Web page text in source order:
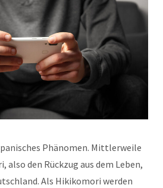
Phänomen. Mittlerweile
den Rückzug aus dem Leben,
Als Hikikomori werden